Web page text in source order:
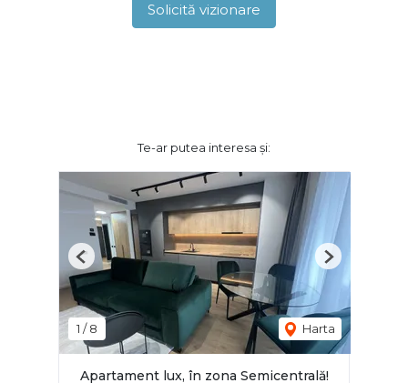
Solicită vizionare
Te-ar putea interesa și:
1 /8 Harta
Previous Next
Apartament lux, în zona Semicentrală!